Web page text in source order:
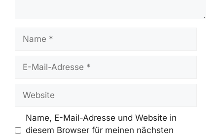
Name
Website
Name, E-Mail-Adresse und Website in
diesem Browser für meinen nächsten